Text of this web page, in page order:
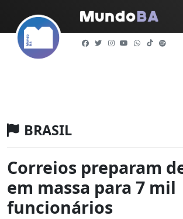
BRASIL
Correios preparam
em massa para 7 mil
funcionários